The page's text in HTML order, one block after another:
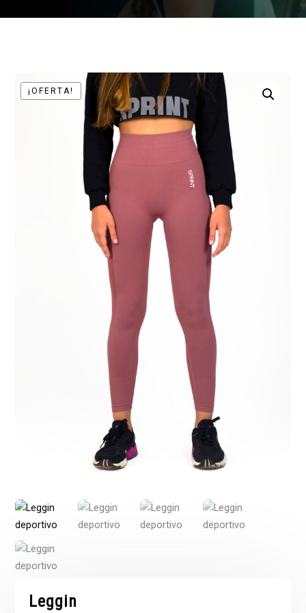
¡OFERTA!
Leggin